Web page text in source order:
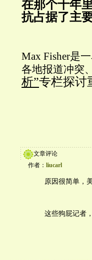
在那个十年
抗占据了主
Max Fisher是
各地报道冲突
析”专栏探讨
文章评论
作者： liucarl
原因很简单，
这些狗屁记者